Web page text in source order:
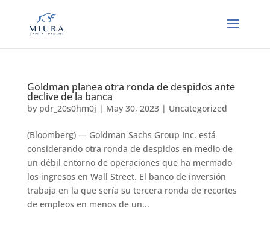
Goldman planea otra ronda de despidos ante
declive de la banca
by pdr_20s0hm0j | May 30, 2023| Uncategorized
(Bloomberg) — Goldman Sachs Group Inc. está
considerando otra ronda de despidos en medio de
un débil entorno de operaciones que ha mermado
los ingresos en Wall Street. El banco de inversión
trabaja en la que sería su tercera ronda de recortes
de empleos en menos de un...